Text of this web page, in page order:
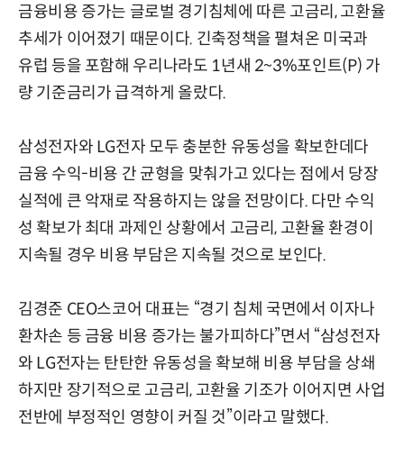
금융비용 증가는 글로벌 경기침체에 따른 고금리, 고환율
추세가 이어졌기 때문이다. 긴축정책을 펼쳐온 미국과
유럽 등을 포함해 우리나라도 1년새 2~3%포인트(P) 가
량 기준금리가 급격하게 올랐다.
삼성전자와 LG전자 모두 충분한 유동성을 확보한데다
금융 수익-비용 간 균형을 맞춰가고 있다는 점에서 당장
실적에 큰 악재로 작용하지는 않을 전망이다. 다만 수익
성 확보가 최대 과제인 상황에서 고금리, 고환율 환경이
지속될 경우 비용 부담은 지속될 것으로 보인다.
김경준 CEO스코어 대표는 “경기 침체 국면에서 이자나
환차손 등 금융 비용 증가는 불가피하다”면서 “삼성전자
와 LG전자는 탄탄한 유동성을 확보해 비용 부담을 상쇄
하지만 장기적으로 고금리, 고환율 기조가 이어지면 사업
전반에 부정적인 영향이 커질 것”이라고 말했다.